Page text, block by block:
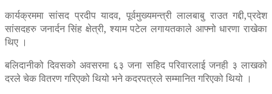
कार्यक्रममा सांसद प्रदीप यादव, पूर्वमुख्यमन्त्री लालबाबु राउत गद्दी,प्रदेश
सांसदहरु जनार्दन सिंह क्षेत्री, श्याम पटेल लगायतकाले आफ्नो धारणा राखेका
थिए ।
बलिदानीको दिवसको अवसरमा ६३ जना सहिद परिवारलाई जनही ३ लाखको
दरले चेक वितरण गरिएको थियो भने कदरपत्रले सम्मानित गरिएको थियो ।